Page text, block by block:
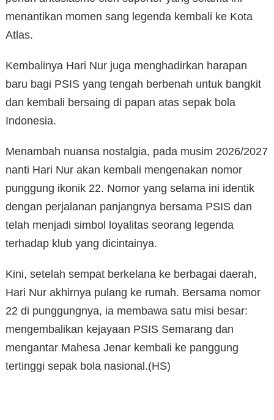
menantikan momen sang legenda kembali ke Kota
Atlas.
Kembalinya Hari Nur juga menghadirkan harapan
baru bagi PSIS yang tengah berbenah untuk bangkit
dan kembali bersaing di papan atas sepak bola
Indonesia.
Menambah nuansa nostalgia, pada musim 2026/2027
nanti Hari Nur akan kembali mengenakan nomor
punggung ikonik 22. Nomor yang selama ini identik
dengan perjalanan panjangnya bersama PSIS dan
telah menjadi simbol loyalitas seorang legenda
terhadap klub yang dicintainya.
Kini, setelah sempat berkelana ke berbagai daerah,
Hari Nur akhirnya pulang ke rumah. Bersama nomor
22 di punggungnya, ia membawa satu misi besar:
mengembalikan kejayaan PSIS Semarang dan
mengantar Mahesa Jenar kembali ke panggung
tertinggi sepak bola nasional.(HS)